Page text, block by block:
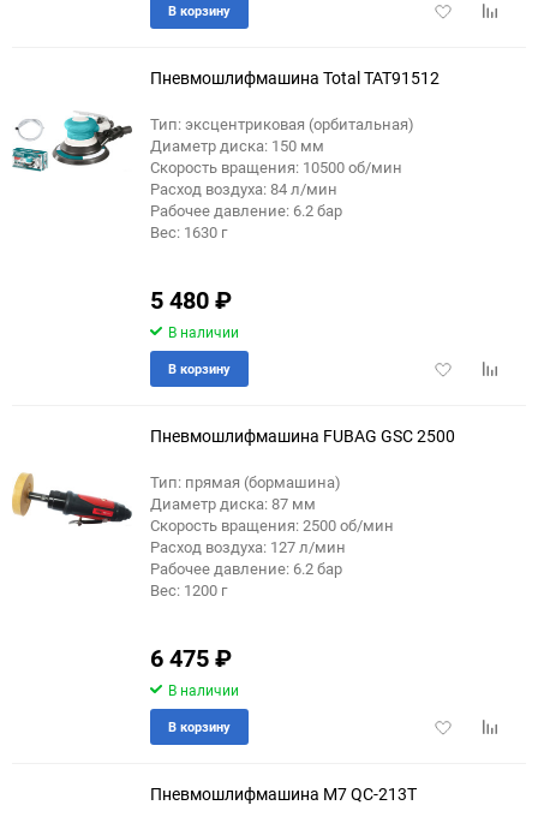
Добавить
В корзину
Пневмошлифмашина Total TAT91512
Тип: эксцентриковая (орбитальная)
Диаметр диска: 150 мм
Скорость вращения: 10500 об/мин
Расход воздуха: 84 л/мин
Рабочее давление: 6.2 бар
Вес: 1630 г
5 480₽
В наличии
Добавить
В корзину
Пневмошлифмашина FUBAG GSC 2500
Тип: прямая (бормашина)
Диаметр диска: 87 мм
Скорость вращения: 2500 об/мин
Расход воздуха: 127 л/мин
Рабочее давление: 6.2 бар
Вес: 1200 г
6 475₽
В наличии
Добавить
В корзину
Пневмошлифмашина M7 QC-213T